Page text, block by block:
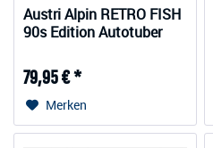
Austri Alpin RETRO FISH
90s Edition Autotuber
79,95 € *
Merken